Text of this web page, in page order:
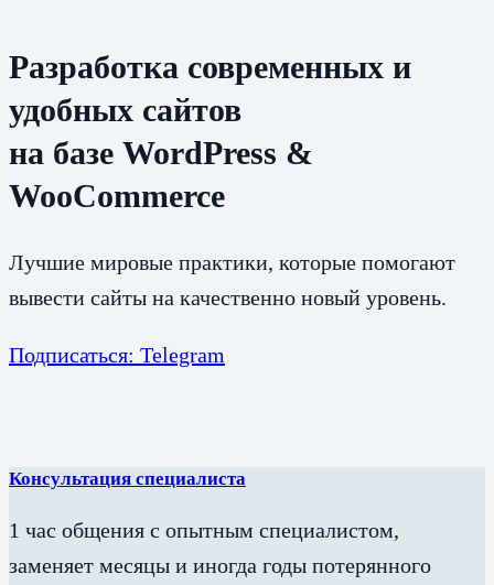
Разработка современных и
удобных сайтов
на базе WordPress &
WooCommerce
Лучшие мировые практики, которые помогают
вывести сайты на качественно новый уровень.
Подписаться: Telegram
Консультация специалиста
1 час общения с опытным специалистом,
заменяет месяцы и иногда годы потерянного